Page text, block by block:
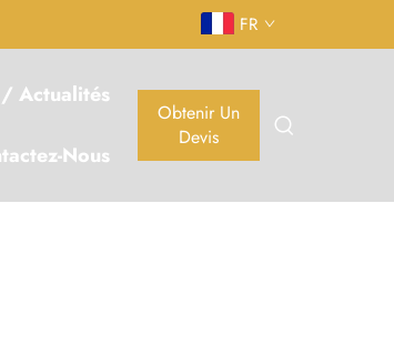
FR
Actualités
Nous
Obtenir Un
Devis